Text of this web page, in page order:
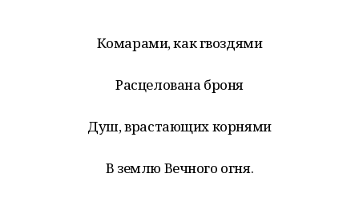
Комарами, как гвоздями
Расцелована броня
Душ, врастающих корнями
В землю Вечного огня.